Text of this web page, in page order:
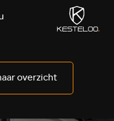
overzicht